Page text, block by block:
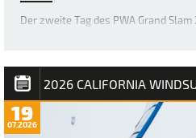
Der zweite Tag des PWA Grand
Freestyle-Bereich möglich ist.
unglaublich hoch, doch über Na…
2026 CALIFORNIA
19
07.2026